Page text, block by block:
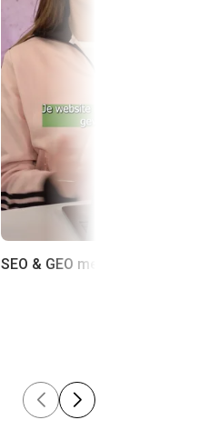
SEO & GEO met AI